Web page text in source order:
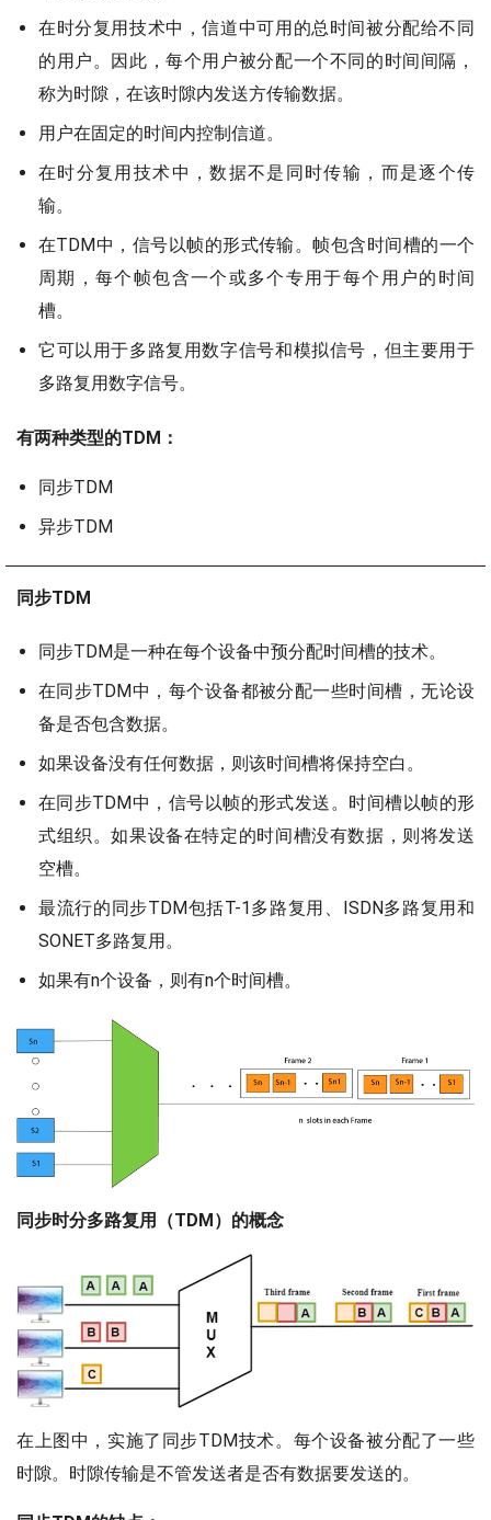
在时分复用技术中，信道中可用的总时间被分配给不同
的用户。因此，每个用户被分配一个不同的时间间隔，
称为时隙，在该时隙内发送方传输数据。
用户在固定的时间内控制信道。
在时分复用技术中，数据不是同时传输，而是逐个传
输。
在TDM中，信号以帧的形式传输。帧包含时间槽的一个
周期，每个帧包含一个或多个专用于每个用户的时间
槽。
它可以用于多路复用数字信号和模拟信号，但主要用于
多路复用数字信号。
有两种类型的TDM：
同步TDM
异步TDM
同步TDM
同步TDM是一种在每个设备中预分配时间槽的技术。
在同步TDM中，每个设备都被分配一些时间槽，无论设
备是否包含数据。
如果设备没有任何数据，则该时间槽将保持空白。
在同步TDM中，信号以帧的形式发送。时间槽以帧的形
式组织。如果设备在特定的时间槽没有数据，则将发送
空槽。
最流行的同步TDM包括T-1多路复用、ISDN多路复用和
SONET多路复用。
如果有n个设备，则有n个时间槽。
同步时分多路复用（TDM）的概念
在上图中，实施了同步TDM技术。每个设备被分配了一些
时隙。时隙传输是不管发送者是否有数据要发送的。